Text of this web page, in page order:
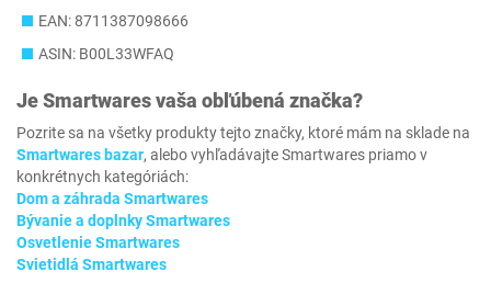
EAN: 8711387098666
ASIN: B00L33WFAQ
JeSmartwaresvaša obľúbená značka?
Pozrite sa na všetky produkty tejto značky, ktoré mám na sklade na
Smartwares bazar, alebo vyhľadávajte Smartwares priamo v
konkrétnych kategóriách:
Dom a záhrada Smartwares
Bývanie a doplnky Smartwares
Osvetlenie Smartwares
Svietidlá Smartwares